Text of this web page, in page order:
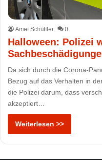
Amei Schüttler 0
Halloween: Polizei
Da sich durch die Corona-
Bezug auf das Verhalten in
die Polizei darum, dass
akzeptiert…
Weiterlesen >>